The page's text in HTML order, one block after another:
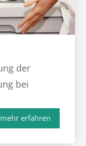
der
bei
mehr erfahren